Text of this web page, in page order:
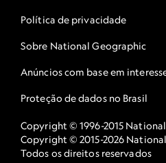
Política de privacidade
Sobre National Geographic
Anúncios com base em
Proteção de dados no Brasil
Copyright © 1996-2015
Copyright © 2015-2026
Todos os direitos reservados